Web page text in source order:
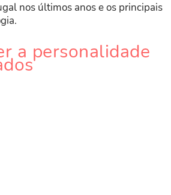
nos últimos anos e os principais
a personalidade